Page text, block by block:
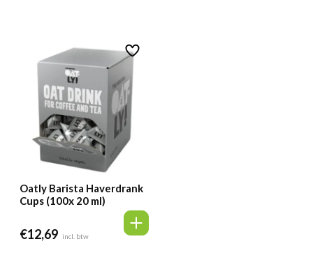
Oatly Barista Haverdrank
Cups (100x 20 ml)
€12,69 incl. btw